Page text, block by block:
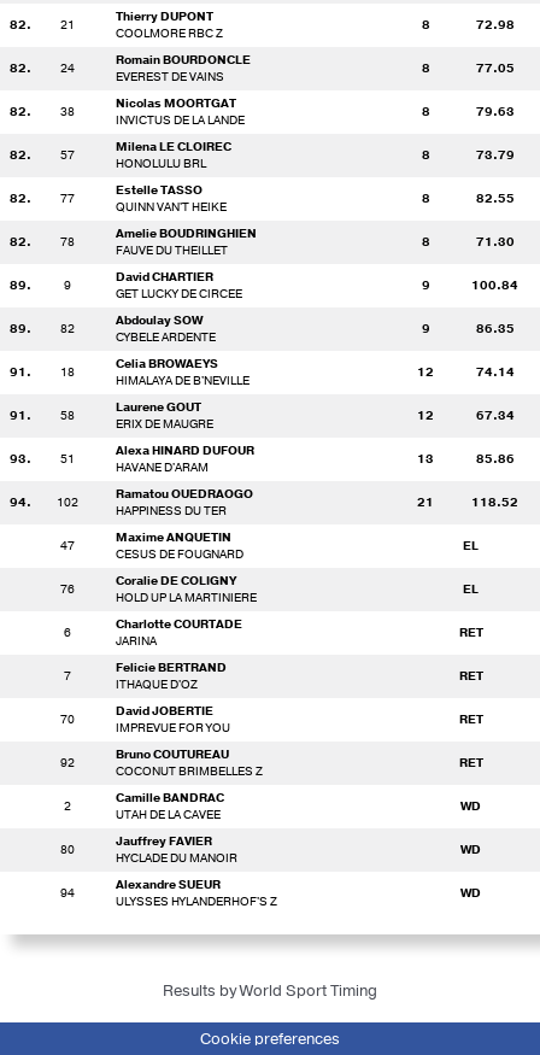
82. 21
Thierry DUPONT
COOLMORE RBC Z
8 72.98
82. 24
Romain BOURDONCLE
EVEREST DE VAINS
8 77.05
82. 38
Nicolas MOORTGAT
INVICTUS DE LA LANDE
8 79.63
82. 57
Milena LE CLOIREC
HONOLULU BRL
8 73.79
82. 77
Estelle TASSO
QUINN VAN'T HEIKE
8 82.55
82. 78
Amelie BOUDRINGHIEN
FAUVE DU THEILLET
8 71.30
89. 9
David CHARTIER
GET LUCKY DE CIRCEE
9 100.84
89. 82
Abdoulay SOW
CYBELE ARDENTE
9 86.35
91. 18
Celia BROWAEYS
HIMALAYA DE B'NEVILLE
12 74.14
91. 58
Laurene GOUT
ERIX DE MAUGRE
12 67.34
93. 51
Alexa HINARD DUFOUR
HAVANE D'ARAM
13 85.86
94. 102
Ramatou OUEDRAOGO
HAPPINESS DU TER
21 118.52
47
Maxime ANQUETIN
CESUS DE FOUGNARD
EL
76
Coralie DE COLIGNY
HOLD UP LA MARTINIERE
EL
6
Charlotte COURTADE
JARINA
RET
7
Felicie BERTRAND
ITHAQUE D'OZ
RET
70
David JOBERTIE
IMPREVUE FOR YOU
RET
92
Bruno COUTUREAU
COCONUT BRIMBELLES Z
RET
2
Camille BANDRAC
UTAH DE LA CAVEE
WD
80
Jauffrey FAVIER
HYCLADE DU MANOIR
WD
94
Alexandre SUEUR
ULYSSES HYLANDERHOF'S Z
WD
Results by World Sport Timing
Cookie preferences